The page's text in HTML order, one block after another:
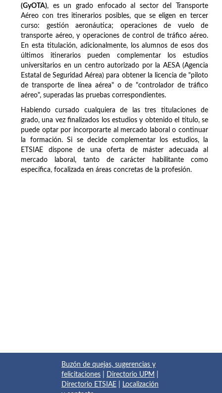
(GyOTA), es un grado enfocado al sector del Transporte
Aéreo con tres itinerarios posibles, que se eligen en tercer
curso: gestión aeronáutica; operaciones de vuelo de
transporte aéreo, y operaciones de control de tráfico aéreo.
En esta titulación, adicionalmente, los alumnos de esos dos
últimos itinerarios pueden complementar los estudios
universitarios en un centro autorizado por la AESA (Agencia
Estatal de Seguridad Aérea) para obtener la licencia de "piloto
de transporte de línea aérea" o de "controlador de tráfico
aéreo", superadas las pruebas correspondientes.
Habiendo cursado cualquiera de las tres titulaciones de
grado, una vez finalizados los estudios y obtenido el título, se
puede optar por incorporarte al mercado laboral o continuar
la formación. Si se decide complementar los estudios, la
ETSIAE dispone de una oferta de máster adecuada al
mercado laboral, tanto de carácter habilitante como
específica, focalizada en áreas concretas de la profesión.
Buzón de quejas, sugerencias y
felicitaciones
Directorio UPM
Directorio ETSIAE
Localización